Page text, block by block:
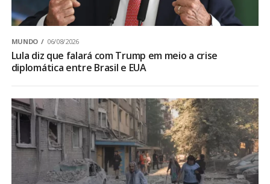
MUNDO 06/08/2026
Lula diz que falará com Trump em meio a crise
diplomática entre Brasil e EUA